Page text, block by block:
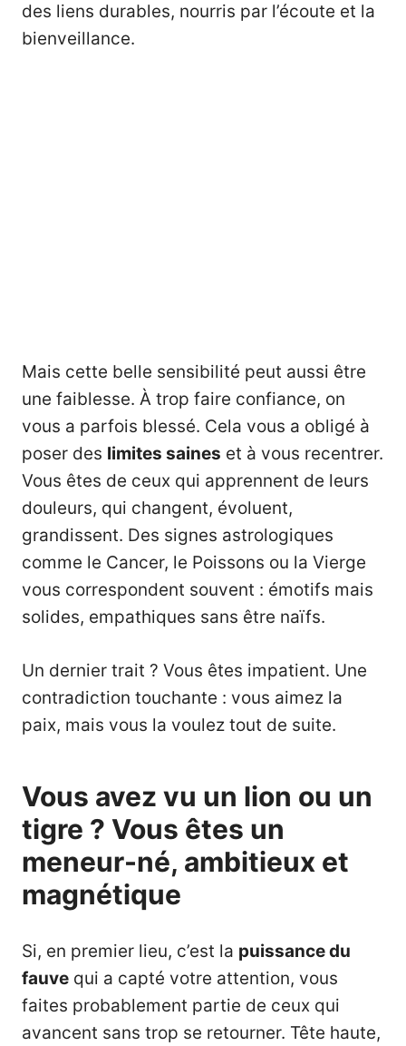
des liens durables, nourris par l’écoute et la
bienveillance.
Mais cette belle sensibilité peut aussi être
une faiblesse. À trop faire confiance, on
vous a parfois blessé. Cela vous a obligé à
poser des limites saines et à vous recentrer.
Vous êtes de ceux qui apprennent de leurs
douleurs, qui changent, évoluent,
grandissent. Des signes astrologiques
comme le Cancer, le Poissons ou la Vierge
vous correspondent souvent : émotifs mais
solides, empathiques sans être naïfs.
Un dernier trait ? Vous êtes impatient. Une
contradiction touchante : vous aimez la
paix, mais vous la voulez tout de suite.
Vous avez vu un lion ou un
tigre ? Vous êtes un
meneur-né, ambitieux et
magnétique
Si, en premier lieu, c’est la puissance du
fauve qui a capté votre attention, vous
faites probablement partie de ceux qui
avancent sans trop se retourner. Tête haute,